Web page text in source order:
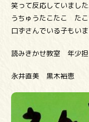
笑って反応していまし
うちゅうたこたこ た
口ずさんでいる子もいま
読みきかせ教室 年少担
永井直美 黒木裕恵